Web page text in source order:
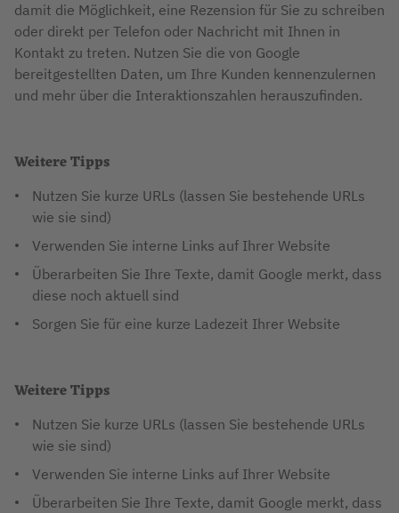
damit die Möglichkeit, eine Rezension für Sie zu schreiben
oder direkt per Telefon oder Nachricht mit Ihnen in
Kontakt zu treten. Nutzen Sie die von Google
bereitgestellten Daten, um Ihre Kunden kennenzulernen
und mehr über die Interaktionszahlen herauszufinden.
Weitere Tipps
Nutzen Sie kurze URLs (lassen Sie bestehende URLs
wie sie sind)
Verwenden Sie interne Links auf Ihrer Website
Überarbeiten Sie Ihre Texte, damit Google merkt, dass
diese noch aktuell sind
Sorgen Sie für eine kurze Ladezeit Ihrer Website
Weitere Tipps
Nutzen Sie kurze URLs (lassen Sie bestehende URLs
wie sie sind)
Verwenden Sie interne Links auf Ihrer Website
Überarbeiten Sie Ihre Texte, damit Google merkt, dass